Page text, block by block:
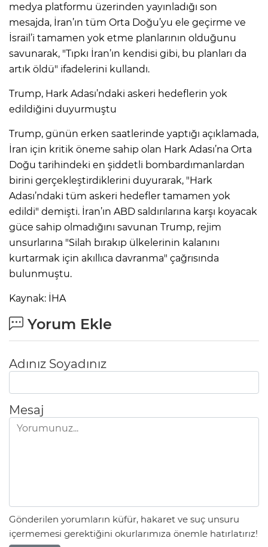
medya platformu üzerinden yayınladığı son
mesajda, İran’ın tüm Orta Doğu’yu ele geçirme ve
İsrail’i tamamen yok etme planlarının olduğunu
savunarak, "Tıpkı İran’ın kendisi gibi, bu planları da
artık öldü" ifadelerini kullandı.
Trump, Hark Adası’ndaki askeri hedeflerin yok
edildiğini duyurmuştu
Trump, günün erken saatlerinde yaptığı açıklamada,
İran için kritik öneme sahip olan Hark Adası’na Orta
Doğu tarihindeki en şiddetli bombardımanlardan
birini gerçekleştirdiklerini duyurarak, "Hark
Adası’ndaki tüm askeri hedefler tamamen yok
edildi" demişti. İran’ın ABD saldırılarına karşı koyacak
güce sahip olmadığını savunan Trump, rejim
unsurlarına "Silah bırakıp ülkelerinin kalanını
kurtarmak için akıllıca davranma" çağrısında
bulunmuştu.
Kaynak: İHA
Yorum Ekle
Adınız Soyadınız
Mesaj
Gönderilen yorumların küfür, hakaret ve suç unsuru
içermemesi gerektiğini okurlarımıza önemle hatırlatırız!